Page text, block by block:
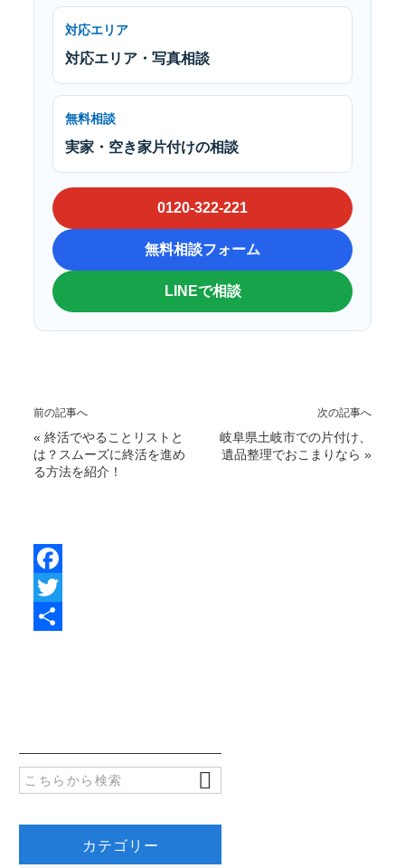
対応エリア
対応エリア・写真相談
無料相談
実家・空き家片付けの相談
0120-322-221
無料相談フォーム
LINEで相談
前の記事へ
« 終活でやることリストと
は？スムーズに終活を進め
る方法を紹介！
次の記事へ
岐阜県土岐市での片付け、
遺品整理でおこまりなら »
F
カテゴリー